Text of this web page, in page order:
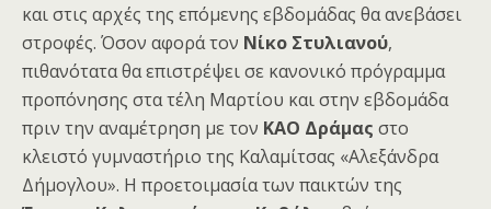
και στις αρχές της επόμενης εβδομάδας θα ανεβάσει
στροφές. Όσον αφορά τον Νίκο Στυλιανού,
πιθανότατα θα επιστρέψει σε κανονικό πρόγραμμα
προπόνησης στα τέλη Μαρτίου και στην εβδομάδα
πριν την αναμέτρηση με τον ΚΑΟ Δράμας στο
κλειστό γυμναστήριο της Καλαμίτσας «Αλεξάνδρα
Δήμογλου». Η προετοιμασία των παικτών της